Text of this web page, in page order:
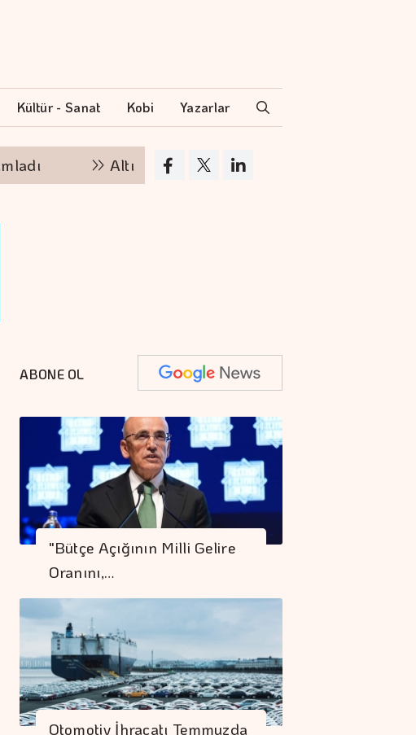
Kültür - Sanat Kobi Yazarlar
Altının kilogramı 6 milyon 500 bin liraya yükseldi
ABONE OL
"Bütçe Açığının Milli Gelire
Oranını,…
Otomotiv İhracatı Temmuzda